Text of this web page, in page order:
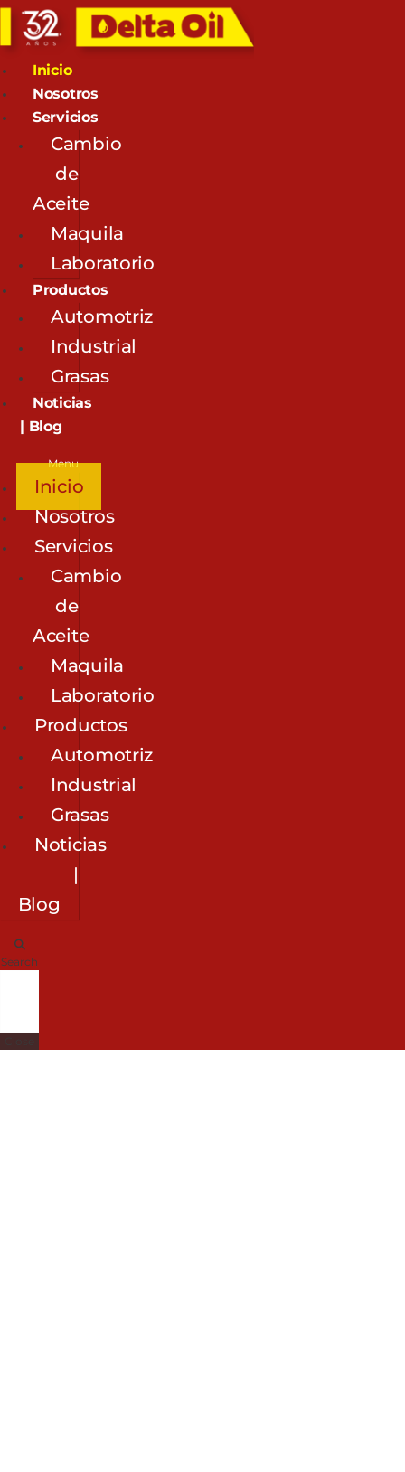
Inicio
Nosotros
Servicios
Cambio
de
Aceite
Maquila
Laboratorio
Productos
Automotriz
Industrial
Grasas
Noticias
| Blog
Menu
Inicio
Nosotros
Servicios
Cambio
de
Aceite
Maquila
Laboratorio
Productos
Automotriz
Industrial
Grasas
Noticias
|
Blog
Search